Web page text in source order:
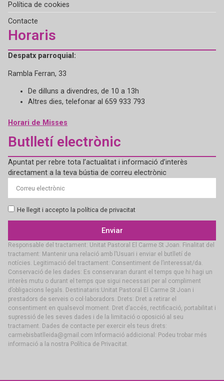
Política de cookies
Contacte
Horaris
Despatx parroquial:
Rambla Ferran, 33
De dilluns a divendres, de 10 a 13h
Altres dies, telefonar al 659 933 793
Horari de Misses
Butlletí electrònic
Apuntat per rebre tota l’actualitat i informació d’interès
directament a la teva bústia de correu electrònic
He llegit i accepto la política de privacitat
Enviar
Responsable del tractament: Unitat Pastoral El Carme St Joan. Finalitat del
tractament: Mantenir una relació amb l’Usuari i enviar el butlletí de
notícies. Legitimació del tractament: Consentiment de l’interessat/da.
Conservació de les dades: Es conservaran durant el temps que hi hagi un
interès mutu o durant el temps que sigui necessari per al compliment
d’obligacions legals. Destinataris:Unitat Pastoral El Carme St Joan i
prestadors de serveis o col·laboradors. Drets: Dret a retirar el
consentiment en qualsevol moment. Dret d’accés, rectificació, portabilitat i
supressió de les seves dades i de la limitació o oposició al seu
tractament. Dades de contacte per exercir els teus drets:
carmebisbatlleida@gmail.com Informació addicional: Podeu trobar més
informació a la nostra Política de Privacitat.